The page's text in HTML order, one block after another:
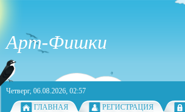
Арт-Фишки
Четверг, 06.08.2026, 02:57
ГЛАВНАЯ
РЕГИСТРАЦИЯ